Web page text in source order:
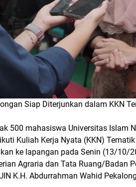
Siap Diterjunkan dalam KKN
500 mahasiswa Universitas Islam
Kuliah Kerja Nyata (KKN)
ke lapangan pada Senin (13/10/
Agraria dan Tata Ruang/Badan
K.H. Abdurrahman Wahid